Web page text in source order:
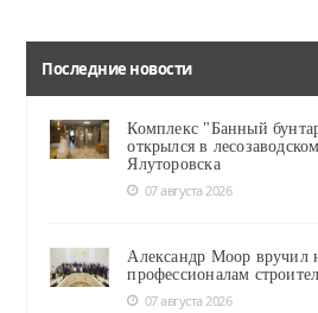
Последние новости
Комплекс "Банный
открылся в
Ялуторовска
07 августа 2026
Александр Моор вручил
профессионалам
07 августа 2026